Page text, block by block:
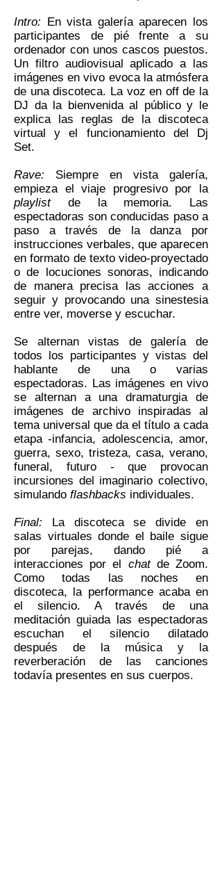
Intro: En vista galería aparecen los
participantes de pié frente a su
ordenador con unos cascos puestos.
Un filtro audiovisual aplicado a las
imágenes en vivo evocala atmósfera
de una discoteca. La voz en off de la
DJ da la bienvenida al público y le
explica las reglas de la discoteca
virtual y el funcionamiento del Dj
Set.
Rave: Siempre en vista galería,
empieza el viaje progresivo por la
playlist de la memoria. Las
espectadoras son conducidas paso a
paso a través de la danza por
instrucciones verbales, que aparecen
en formato de texto video-proyectado
o de locuciones sonoras, indicando
de manera precisalas acciones a
seguir y provocando una sinestesia
entre ver, moverse y escuchar.
Se alternan vistas de galería de
todos los participantes y vistas del
hablante de una o varias
espectadoras. Las imágenes en vivo
se alternan a una dramaturgia de
imágenes de archivo inspiradas al
tema universal que da el título a cada
etapa -infancia, adolescencia, amor,
guerra, sexo, tristeza, casa, verano,
funeral, futuro - que provocan
incursiones del imaginario colectivo,
simulando flashbacks individuales.
Final: La discoteca se divide en
salas virtuales donde el baile sigue
por parejas, dando pié a
interacciones por el chatde Zoom.
Como todas las noches en
discoteca, la performance acaba en
el silencio. A través de una
meditación guiada las espectadoras
escuchan el silencio dilatado
después de la música y la
reverberación de las canciones
todavía presentes en sus cuerpos.